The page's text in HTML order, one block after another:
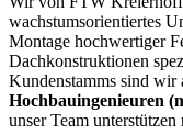
wachstumsorientiertes
Montage hochwertiger
Dachkonstruktionen
Kundenstamms sind wir
Hochbauingenieuren
unser Team unterstützen